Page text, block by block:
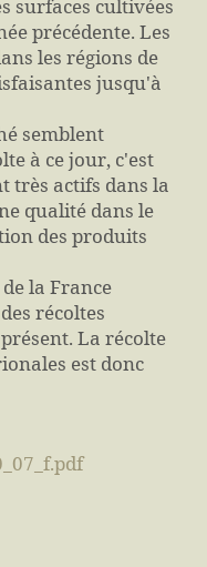
surfaces cultivées
précédente. Les
les régions de
jusqu'à
semblent
à ce jour, c'est
très actifs dans la
qualité dans le
des produits
la France
récoltes
La récolte
est donc